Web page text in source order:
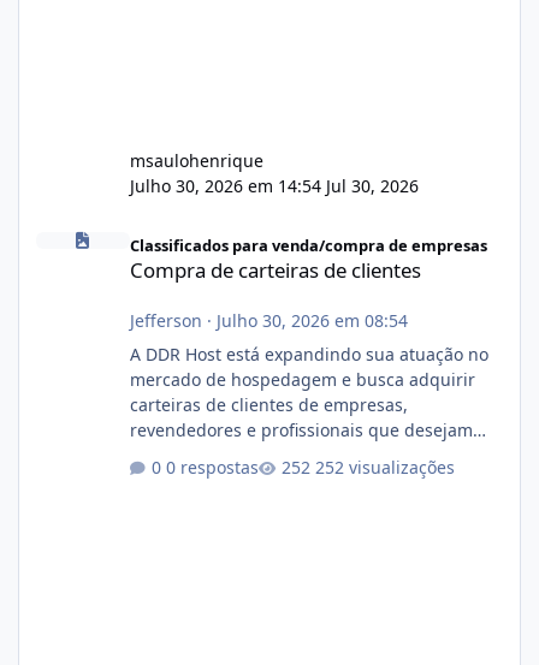
msaulohenrique
Julho 30, 2026 em 14:54 Jul 30, 2026
Classificados para venda/compra de empresas
Compra de carteiras de clientes
Jefferson · Julho 30, 2026 em 08:54
A DDR Host está expandindo sua atuação no
mercado de hospedagem e busca adquirir
carteiras de clientes de empresas,
revendedores e profissionais que desejam
operação. Se você possui clientes ativos de
0 respostas 252 visualizações